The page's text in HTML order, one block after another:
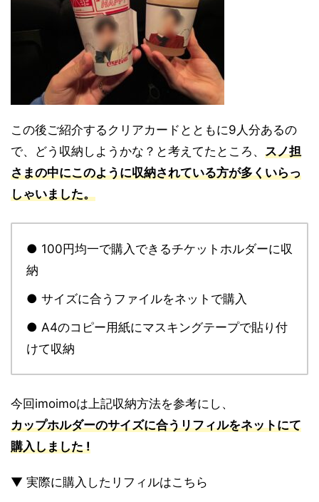
この後ご紹介するクリアカードとともに9人分あるの
で、どう収納しようかな？と考えてたところ、 スノ担
さまの中にこのように収納されている方が多くいらっ
しゃいました。
● 100円均一で購入できるチケットホルダーに収
納
● サイズに合うファイルをネットで購入
● A4のコピー用紙にマスキングテープで貼り付
けて収納
今回imoimoは上記収納方法を参考にし、
カップホルダーのサイズに合うリフィルをネットにて
購入しました !
▼ 実際に購入したリフィルはこちら